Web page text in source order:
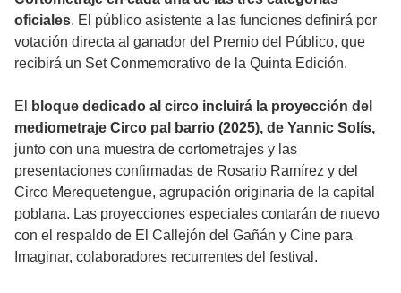
oficiales. El público asistente a las funciones definirá por
votación directa al ganador del Premio del Público, que
recibirá un Set Conmemorativo de la Quinta Edición.
El
bloque dedicado al circo incluirá la proyección del
mediometraje Circo pal barrio (2025), de Yannic Solís,
junto con una muestra de cortometrajes y las
presentaciones confirmadas de Rosario Ramírez y del
Circo Merequetengue, agrupación originaria de la capital
poblana. Las proyecciones especiales contarán de nuevo
con el respaldo de El Callejón del Gañán y Cine para
Imaginar, colaboradores recurrentes del festival.